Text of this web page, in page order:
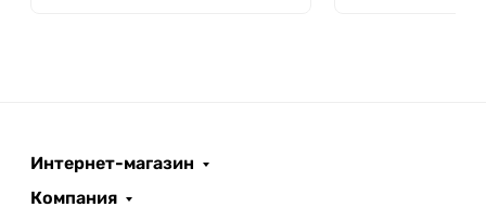
Интернет-магазин
Компания